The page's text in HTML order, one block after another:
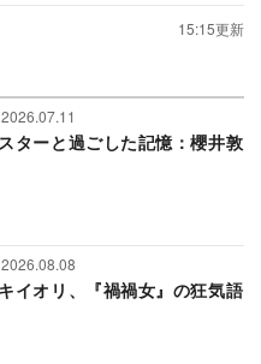
15:15更新
2026.07.11
ターと過ごした記憶：櫻井敦
2026.08.08
イオリ、『禍禍女』の狂気語